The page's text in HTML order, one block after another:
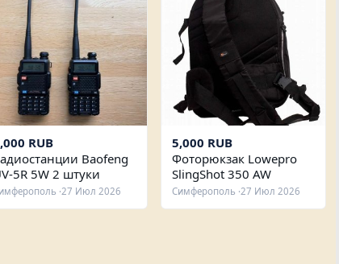
RUB
Baofeng
5R 5W 2 штуки
·27 Июл 2026
5,000 RUB
Фоторюкзак Lowepro
SlingShot 350 AW
Симферополь ·27 Июл 2026